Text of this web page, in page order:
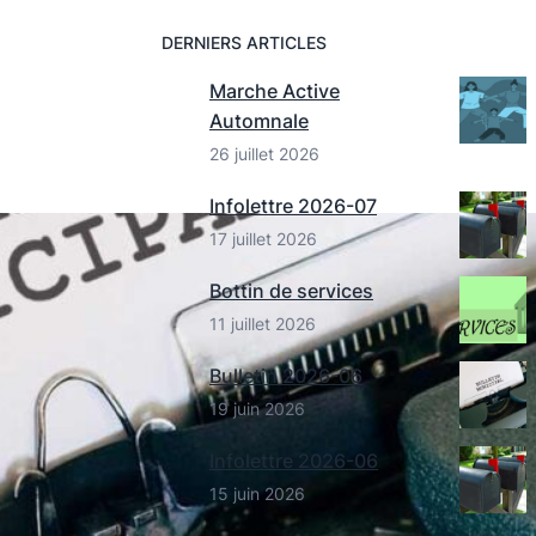
DERNIERS ARTICLES
Marche Active
Automnale
26 juillet 2026
Infolettre 2026-07
17 juillet 2026
Bottin de services
11 juillet 2026
Bulletin 2026-06
19 juin 2026
Infolettre 2026-06
15 juin 2026